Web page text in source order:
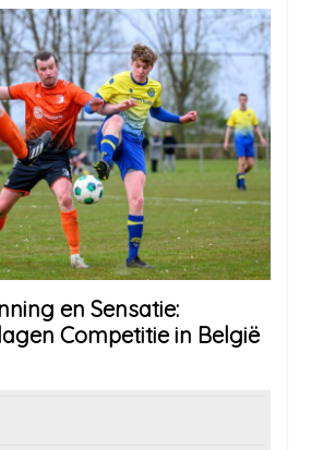
en Sensatie:
Competitie in België